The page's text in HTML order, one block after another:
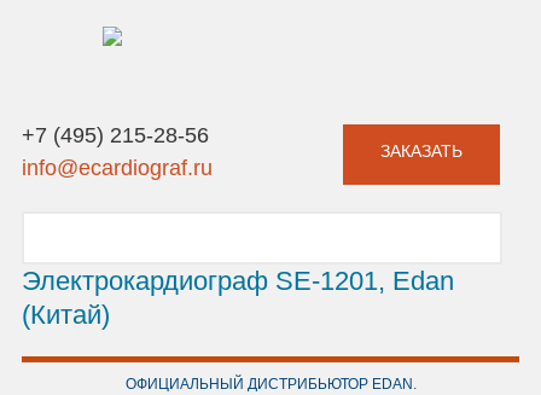
+7 (495) 215-28-56
info@ecardiograf.ru
ЗАКАЗАТЬ
Электрокардиограф SE-1201, Edan
(Китай)
ОФИЦИАЛЬНЫЙ ДИСТРИБЬЮТОР EDAN.